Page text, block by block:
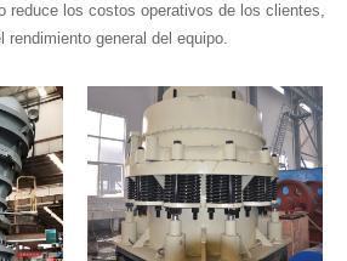
reduce los costos operativos de los clientes,
rendimiento general del equipo.